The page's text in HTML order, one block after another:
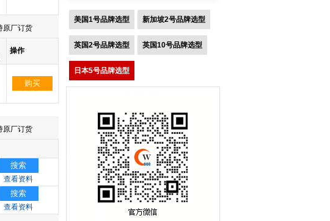
原厂订货
操作
购买
原厂订货
搜索
查看资料
搜索
查看资料
美国1号品牌选型 新加坡2号品牌选型
英国2号品牌选型 英国10号品牌选型
日本5号品牌选型